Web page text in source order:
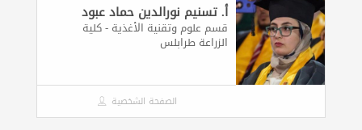
أ. تسنيم نورالدين حماد عبود
قسم علوم وتقنية الأغذية - كلية
الزراعة طرابلس
الصفحة الشخصية